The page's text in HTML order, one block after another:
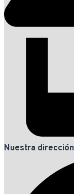
Nuestra dirección